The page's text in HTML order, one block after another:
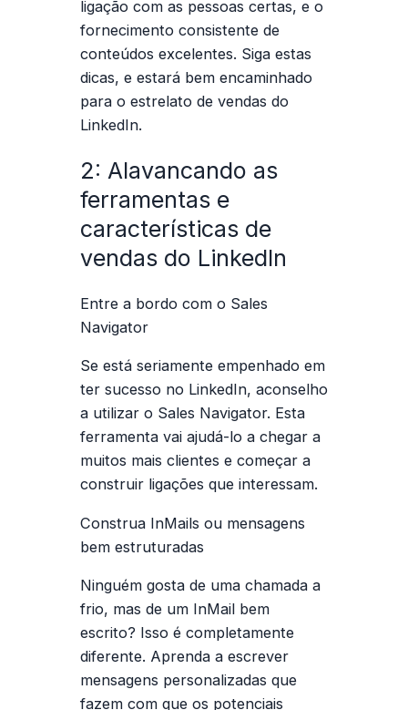
ligação com as pessoas certas, e o
fornecimento consistente de
conteúdos excelentes. Siga estas
dicas, e estará bem encaminhado
para o estrelato de vendas do
LinkedIn.
2: Alavancando as
ferramentas e
características de
vendas do LinkedIn
Entre a bordo com o Sales
Navigator
Se está seriamente empenhado em
ter sucesso no LinkedIn, aconselho
a utilizar o Sales Navigator. Esta
ferramenta vai ajudá-lo a chegar a
muitos mais clientes e começar a
construir ligações que interessam.
Construa InMails ou mensagens
bem estruturadas
Ninguém gosta de uma chamada a
frio, mas de um InMail bem
escrito? Isso é completamente
diferente. Aprenda a escrever
mensagens personalizadas que
fazem com que os potenciais